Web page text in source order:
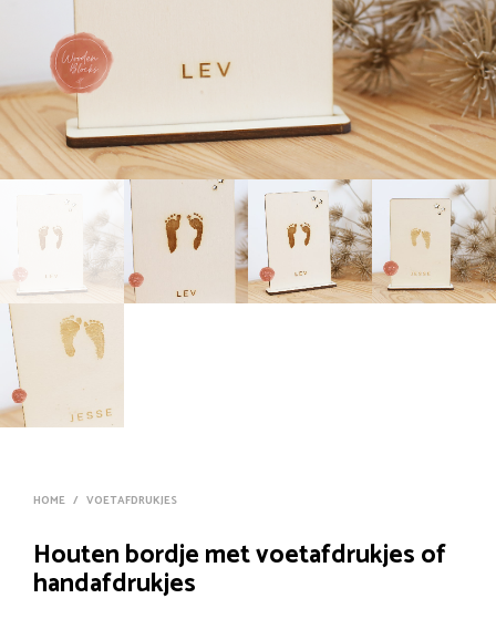
HOME / VOETAFDRUKJES
Houten bordje met voetafdrukjes of
handafdrukjes